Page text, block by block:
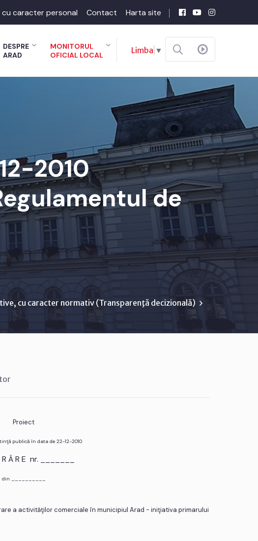
caracter personal Contact Harta site
DESPRE
ARAD
MONITORUL
OFICIAL LOCAL
Limba ▼
2010
de
cu caracter normativ (Transparenţă decizională)
Proiect
publică în data de 22-12-2010
Â R E nr. _______
din __________
a activităţilor comerciale în municipiul Arad - iniţiativa primarului